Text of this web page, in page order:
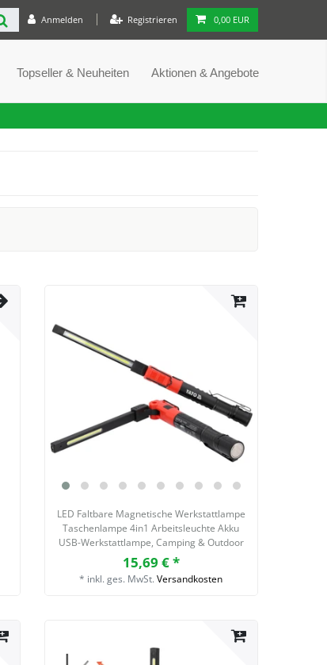
Anmelden Registrieren 0,00 EUR
Topseller & Neuheiten Aktionen & Angebote
LED Faltbare Magnetische Werkstattlampe
Taschenlampe 4in1 Arbeitsleuchte Akku
USB-Werkstattlampe, Camping & Outdoor
15,69 € *
* inkl. ges. MwSt. Versandkosten